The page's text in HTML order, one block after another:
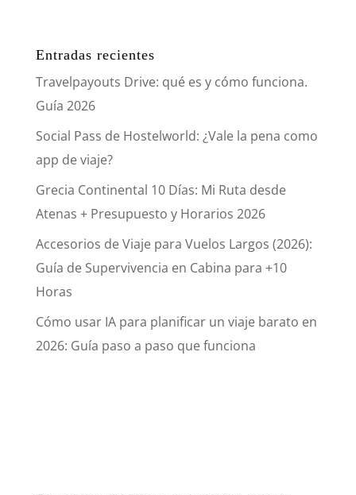
Entradas recientes
Travelpayouts Drive: qué es y cómo funciona.
Guía 2026
Social Pass de Hostelworld: ¿Vale la pena como
app de viaje?
Grecia Continental 10 Días: Mi Ruta desde
Atenas + Presupuesto y Horarios 2026
Accesorios de Viaje para Vuelos Largos (2026):
Guía de Supervivencia en Cabina para +10
Horas
Cómo usar IA para planificar un viaje barato en
2026: Guía paso a paso que funciona